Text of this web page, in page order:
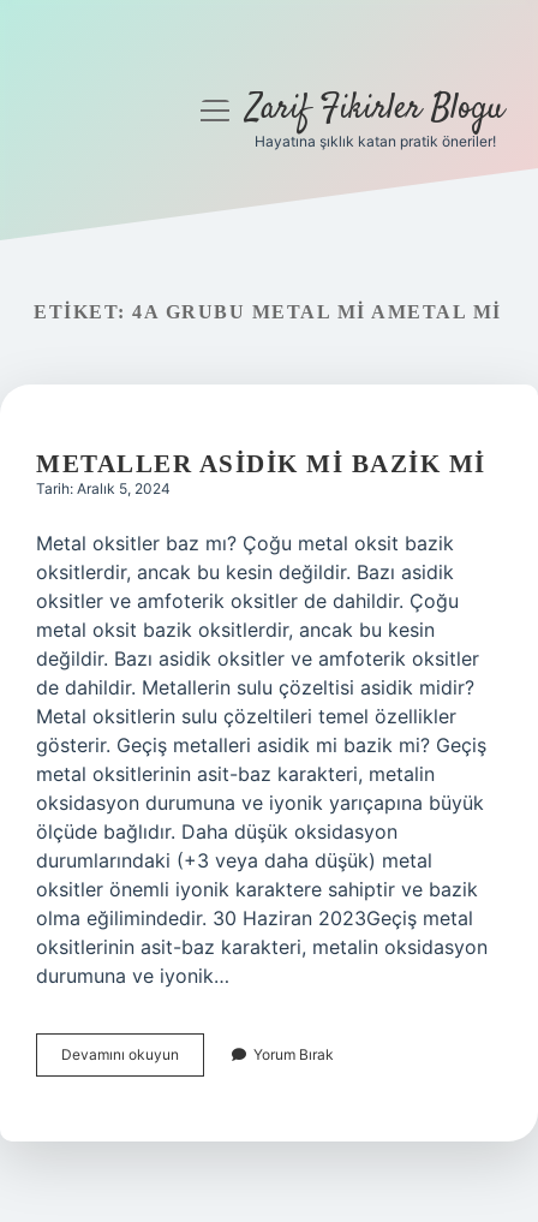
Gizlilik Politikası
menüyüZarif Fikirler Blogu
Hayatına şıklık katan pratik öneriler!
ETIKET: 4A GRUBU METAL MI AMETAL MI
METALLER ASIDIK MI BAZIK MI
Tarih: Aralık 5, 2024
Metal oksitler baz mı? Çoğu metal oksit bazik
oksitlerdir, ancak bu kesin değildir. Bazı asidik
oksitler ve amfoterik oksitler de dahildir. Çoğu
metal oksit bazik oksitlerdir, ancak bu kesin
değildir. Bazı asidik oksitler ve amfoterik oksitler
de dahildir. Metallerin sulu çözeltisi asidik midir?
Metal oksitlerin sulu çözeltileri temel özellikler
gösterir. Geçiş metalleri asidik mi bazik mi? Geçiş
metal oksitlerinin asit-baz karakteri, metalin
oksidasyon durumuna ve iyonik yarıçapına büyük
ölçüde bağlıdır. Daha düşük oksidasyon
durumlarındaki (+3 veya daha düşük) metal
oksitler önemli iyonik karaktere sahiptir ve bazik
olma eğilimindedir. 30 Haziran 2023Geçiş metal
oksitlerinin asit-baz karakteri, metalin oksidasyon
durumuna ve iyonik…
Devamını okuyun Metaller
Asidik
Mi
Yorum Bırak